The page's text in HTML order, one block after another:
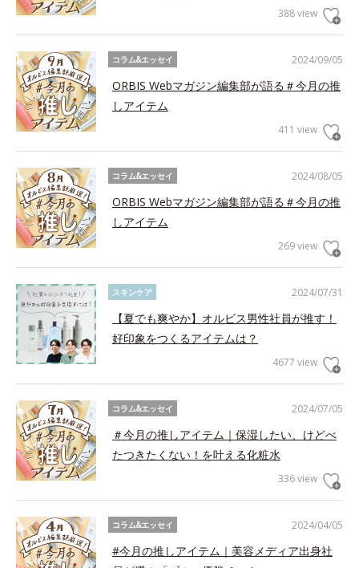
388 view
2024/09/05
コラム&エッセイ
ORBIS Webマガジン編集部が語る＃今月の推
しアイテム
411 view
2024/08/05
コラム&エッセイ
ORBIS Webマガジン編集部が語る＃今月の推
しアイテム
269 view
2024/07/31
スキンケア
【夏でも爽やか】オルビス男性社員が推す！
好印象をつくるアイテムは？
4677 view
2024/07/05
コラム&エッセイ
＃今月の推しアイテム｜保湿したい、けどべ
たつきたくない！を叶える化粧水
336 view
2024/04/05
コラム&エッセイ
#今月の推しアイテム｜美容メディア出身社